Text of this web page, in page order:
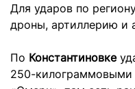
Для ударов по
дроны, артиллерию и
По Константиновке
250-